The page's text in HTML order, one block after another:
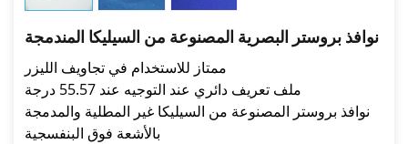
نوافذ بروستر البصرية المصنوعة من السيليكا المندمجة
ممتاز للاستخدام في تجاويف الليزر
ملف تعريف دائري عند التوجيه عند 55.57 درجة
نوافذ بروستر المصنوعة من السيليكا غير المطلية والمدمجة
بالأشعة فوق البنفسجية